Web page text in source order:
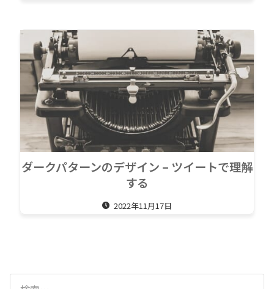
ダークパターンのデザイン – ツイートで理解
する
2022年11月17日